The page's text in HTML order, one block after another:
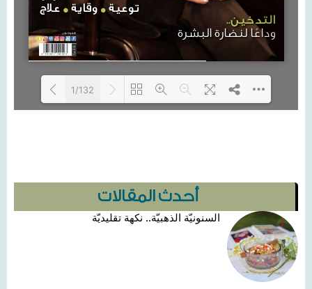
أحدث المقالات
السنونيّة الذهبيّة.. نكهة تقليديّة
1/132